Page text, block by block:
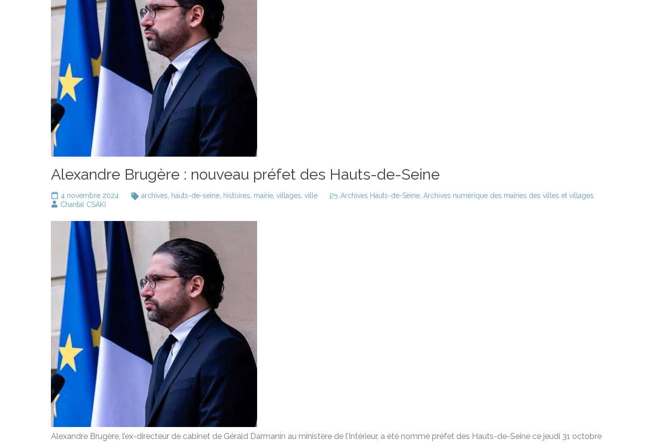
Alexandre Brugère : nouveau préfet des Hauts-de-Seine
4 novembre 2024 archives hauts-de-seine histoires mairie villages ville Archives Hauts-de-Seine Archives numérique des mairies des villes et villages
Chantal CSAKI
Alexandre Brugère, l’ex-directeur de cabinet de Gérald Darmanin au ministère de l’Intérieur, a été nommé préfet des Hauts-de-Seine ce jeudi 31 octobre